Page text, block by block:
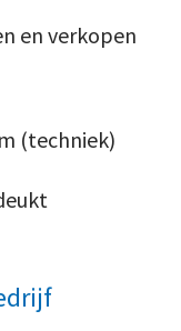
en verkopen
(techniek)